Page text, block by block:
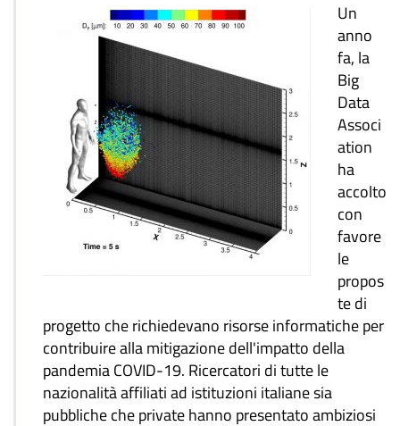
Un
anno
fa, la
Big
Data
Associ
ation
ha
accolto
con
favore
le
propos
te di
progetto che richiedevano risorse informatiche per
contribuire alla mitigazione dell'impatto della
pandemia COVID-19. Ricercatori di tutte le
nazionalità affiliati ad istituzioni italiane sia
pubbliche che private hanno presentato ambiziosi